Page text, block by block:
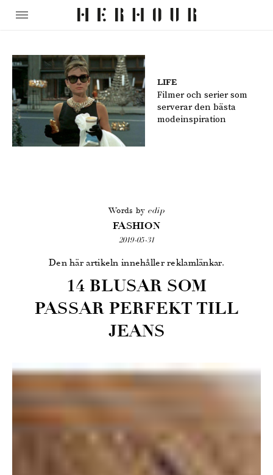
LIFE
Filmer och serier som
serverar den bästa
modeinspiration
Words by edip
FASHION
2019-05-31
Den här artikeln innehåller reklamlänkar.
14 BLUSAR SOM
PASSAR PERFEKT TILL
JEANS